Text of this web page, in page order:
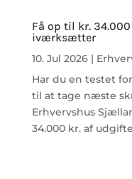
Få op til kr.
iværksætter
10. Jul 2026|
Har du en testet
til at tage næste
Erhvervshus
34.000 kr. af